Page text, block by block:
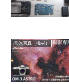
天体写真（機材）